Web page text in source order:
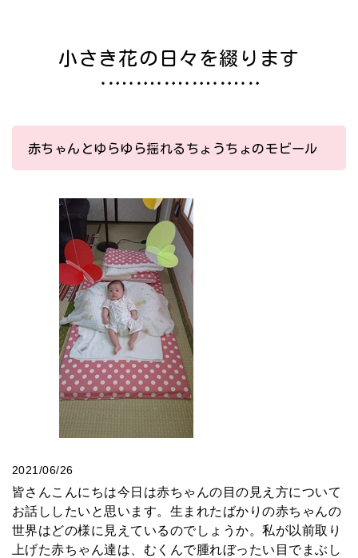
小さき花の日々を綴ります
赤ちゃんとゆらゆら揺れるちょうちょのモビール
2021/06/26
皆さんこんにちは今日は赤ちゃんの目の見え方について
お話ししたいと思います。生まれたばかりの赤ちゃんの
世界はどの様に見えているのでしょうか。私が以前取り
上げた赤ちゃん達は、むくんで腫れぼったい目でまぶし